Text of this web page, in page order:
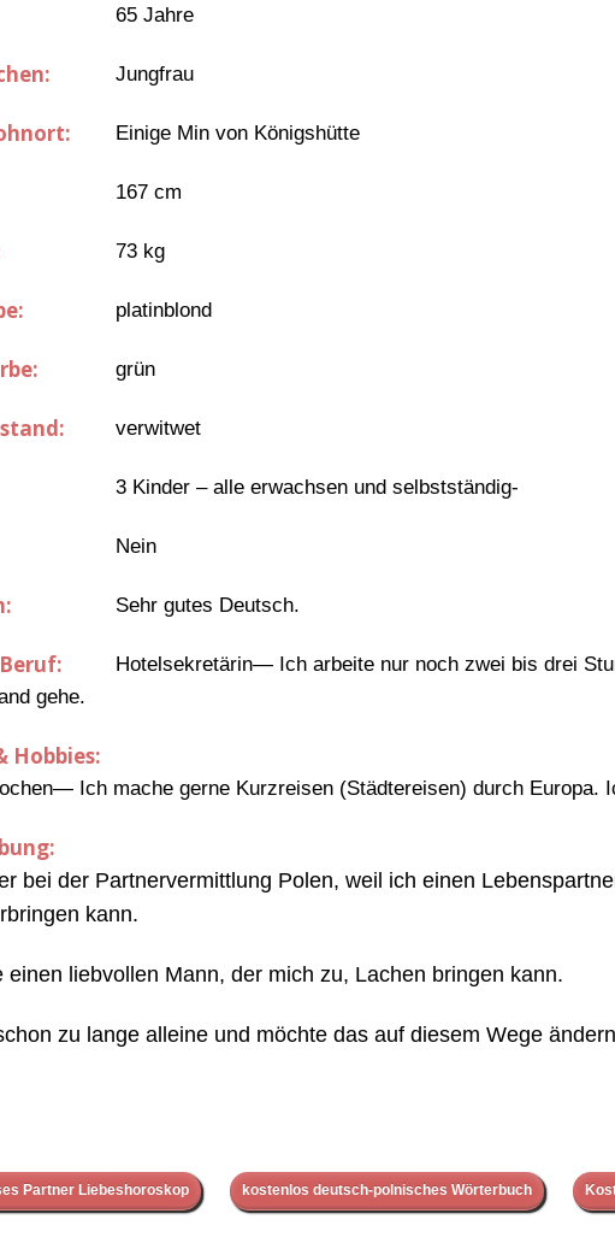
65 Jahre
Jungfrau
Einige Min von Königshütte
167 cm
73 kg
platinblond
grün
verwitwet
3 Kinder – alle erwachsen und selbstständig-
Nein
Sehr gutes Deutsch.
Hotelsekretärin— Ich arbeite nur noch zwei bis drei
gehe.
Hobbies:
Ich mache gerne Kurzreisen (Städtereisen) durch Europa.
bei der Partnervermittlung Polen, weil ich einen
kann.
einen liebvollen Mann, der mich zu, Lachen bringen kann.
zu lange alleine und möchte das auf diesem Wege
Partner Liebeshoroskop kostenlos deutsch-polnisches Wörterbuch